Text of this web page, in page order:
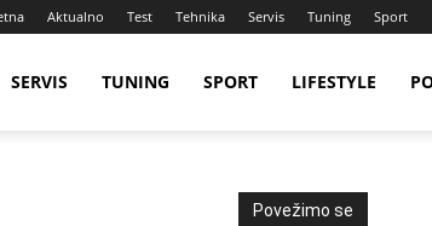
Aktualno Test Tehnika Servis Tuning Sport
SERVIS TUNING SPORT LIFESTYLE
Povežimo se